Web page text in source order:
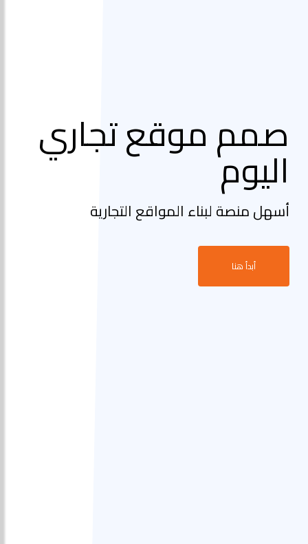
صمم موقع تجاري
اليوم
أسهل منصة لبناء المواقع التجارية
أبدأ هنا